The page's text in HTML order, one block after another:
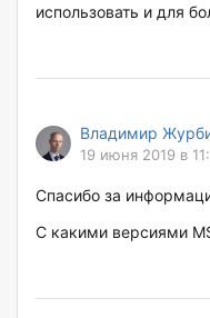
использовать и для
Владимир
19 июня 2019 в
Спасибо за
С какими версиями